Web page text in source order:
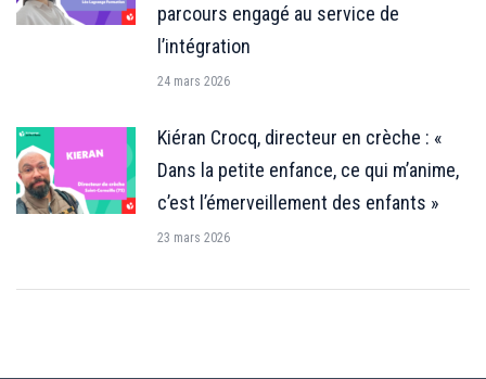
parcours engagé au service de
l’intégration
24 mars 2026
Kiéran Crocq, directeur en crèche : «
Dans la petite enfance, ce qui m’anime,
c’est l’émerveillement des enfants »
23 mars 2026